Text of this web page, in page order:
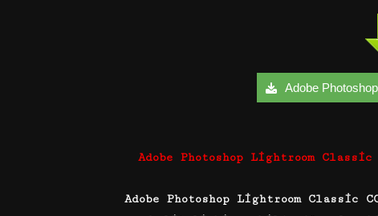
Adobe
Adobe Photoshop Lightroom
Adobe Photoshop Lightroom Classic